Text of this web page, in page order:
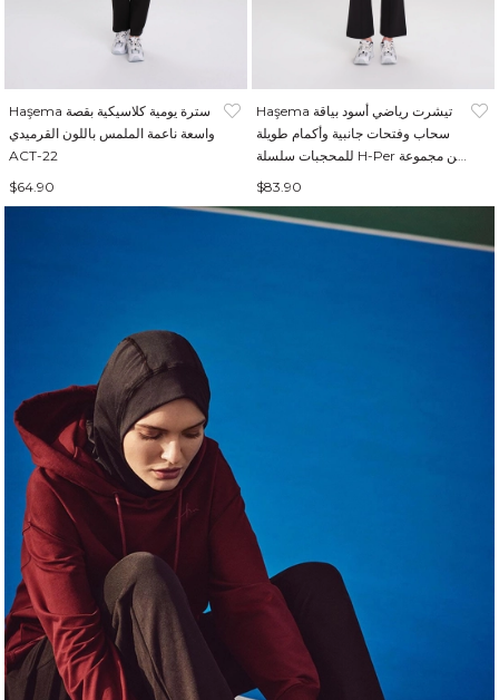
Haşema سترة يومية كلاسيكية بقصة
واسعة ناعمة الملمس باللون القرميدي
ACT-22
$64.90
Haşema تيشرت رياضي أسود بياقة
سحاب وفتحات جانبية وأكمام طويلة
للمحجبات سلسلة H-Per من مجموعة
Active ACT-18
$83.90